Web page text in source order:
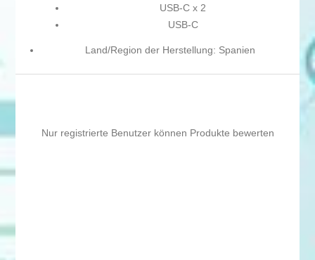
USB-C x 2
USB-C
Land/Region der Herstellung: Spanien
Nur registrierte Benutzer können Produkte bewerten